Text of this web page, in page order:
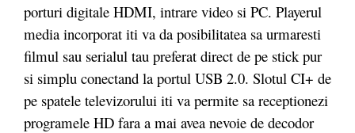
porturi digitale HDMI, intrare video si PC. Playerul
media incorporat iti va da posibilitatea sa urmaresti
filmul sau serialul tau preferat direct de pe stick pur
si simplu conectand la portul USB 2.0. Slotul CI+ de
pe spatele televizorului iti va permite sa receptionezi
programele HD fara a mai avea nevoie de decodor